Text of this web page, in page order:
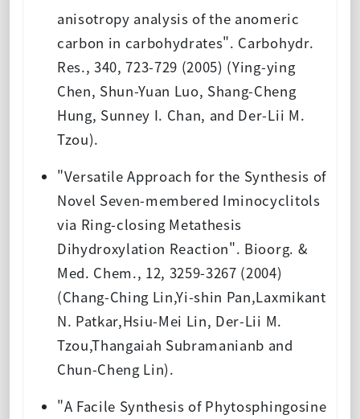
anisotropy analysis of the anomeric
carbon in carbohydrates". Carbohydr.
Res., 340, 723-729 (2005) (Ying-ying
Chen, Shun-Yuan Luo, Shang-Cheng
Hung, Sunney I. Chan, and Der-Lii M.
Tzou).
"Versatile Approach for the Synthesis of
Novel Seven-membered Iminocyclitols
via Ring-closing Metathesis
Dihydroxylation Reaction". Bioorg. &
Med. Chem., 12, 3259-3267 (2004)
(Chang-Ching Lin,Yi-shin Pan,Laxmikant
N. Patkar,Hsiu-Mei Lin, Der-Lii M.
Tzou,Thangaiah Subramanianb and
Chun-Cheng Lin).
"A Facile Synthesis of Phytosphingosine